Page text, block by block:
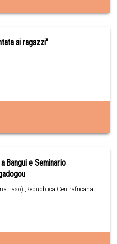
ai ragazzi"
Bangui e Seminario
Faso) ,Repubblica Centrafricana